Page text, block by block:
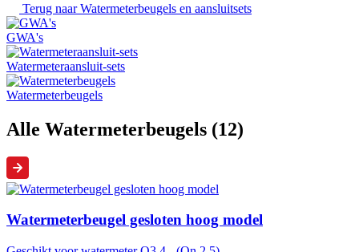
Terug naarWatermeterbeugels en aansluitsets
GWA's
Watermeteraansluit-sets
Watermeterbeugels
Alle Watermeterbeugels (12)
Watermeterbeugel gesloten hoog model